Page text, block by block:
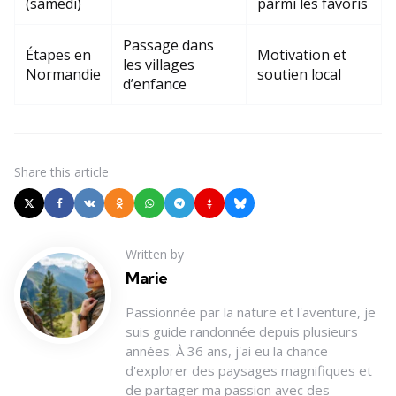
Étapes en
Normandie
Passage dans
les villages
d’enfance
Motivation et
soutien local
Share this article
Written by
Marie
Passionnée par la nature et l'aventure, je
suis guide randonnée depuis plusieurs
années. À 36 ans, j'ai eu la chance
d'explorer des paysages magnifiques et
de partager ma passion avec des